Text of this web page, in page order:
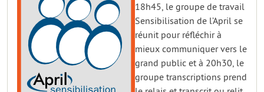
18h45, le groupe de travail
Sensibilisation de l’April se
réunit pour réfléchir à
mieux communiquer vers le
grand public et à 20h30, le
groupe transcriptions prend